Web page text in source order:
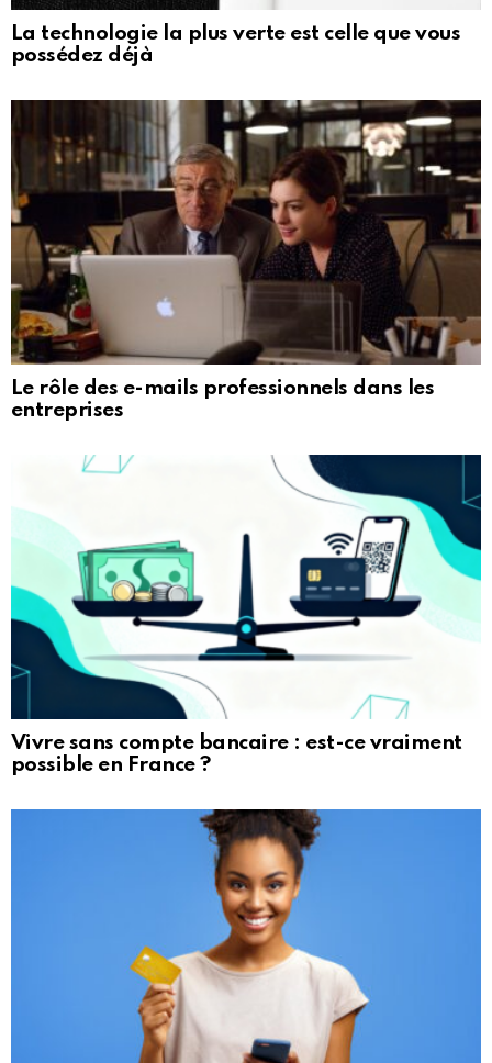
La technologie la plus verte est celle que vous
possédez déjà
Le rôle des e-mails professionnels dans les
entreprises
Vivre sans compte bancaire : est-ce vraiment
possible en France ?